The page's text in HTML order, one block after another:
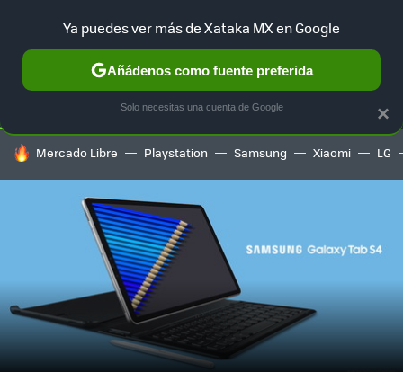
SELECCIÓN GAMING HOME AUTO TERRITORIO
HOY SE HABLA DE
Mercado Libre Playstation Samsung Xiaomi LG
×
Ya puedes ver más de Xataka MX en Google
Añádenos como fuente preferida
Solo necesitas una cuenta de Google